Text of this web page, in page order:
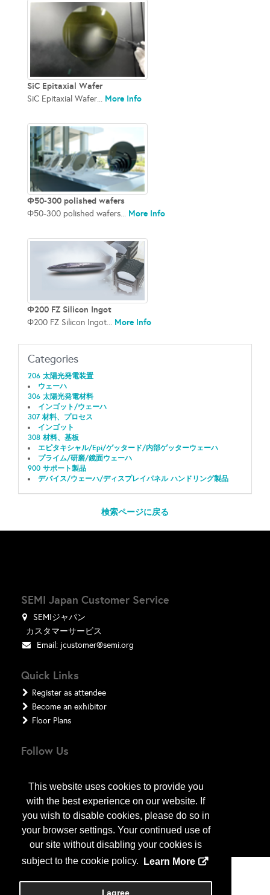
This website uses cookies to provide you
with the best experience on our website. If
you wish to disable cookies, please do so in
your browser settings. Your continued use of
our site without disabling your cookies is
subject to the cookie policy.
Learn More
I agree
SiC Epitaxial Wafer
SiC Epitaxial Wafer... More Info
Φ50-300 polished wafers
Φ50-300 polished wafers... More Info
Φ200 FZ Silicon Ingot
Φ200 FZ Silicon Ingot... More Info
Categories
206 太陽光発電装置
ウェーハ
306 太陽光発電材料
インゴット/ウェーハ
307 材料、プロセス
インゴット
308 材料、基板
エピタキシャル/Epi/ゲッタード/内部ゲッターウェーハ
プライム/研磨/鏡面ウェーハ
900 サポート製品
デバイス/ウェーハ/ディスプレイパネル ハンドリング製品
検索ページに戻る
SEMI Japan Customer Service
SEMIジャパン
カスタマーサービス
Email: jcustomer@semi.org
Quick Links
Register as attendee
Become an exhibitor
Floor Plans
Follow Us